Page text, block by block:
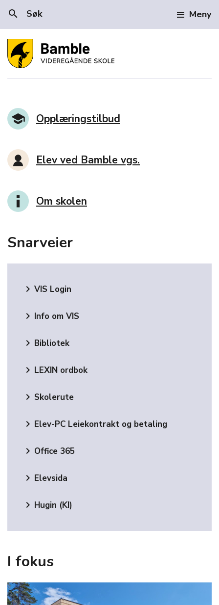
search Søk Meny
Bamble videregående
Opplæringstilbud
Elev ved Bamble vgs.
Om skolen
Snarveier
keyboard_arrow_right VIS Login
keyboard_arrow_right Info om VIS
keyboard_arrow_right Bibliotek
keyboard_arrow_right LEXIN ordbok
keyboard_arrow_right Skolerute
keyboard_arrow_right Elev-PC Leiekontrakt og betaling
keyboard_arrow_right Office 365
keyboard_arrow_right Elevsida
keyboard_arrow_right Hugin (KI)
I fokus